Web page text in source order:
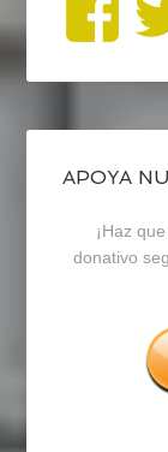
APOYA
¡Haz
donativo